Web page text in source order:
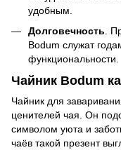
удобным.
Долговечность .
Bodum служат
функциональности.
Чайник Bodum
Чайник для
ценителей чая. Он
символом уюта и
чаёв такой презент